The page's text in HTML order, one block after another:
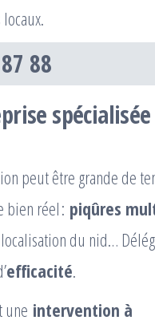
88
peut être grande de
bien réel : piqûres
du nid…
efficacité.
une intervention à